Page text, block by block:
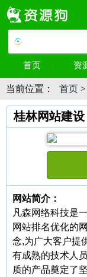
首页 资
当前位置： 首页 >
桂林网站建设
网站简介：
凡森网络科技是
网站排名优化的
念,为广大客户提
有成熟的技术人
质的产品奠定了